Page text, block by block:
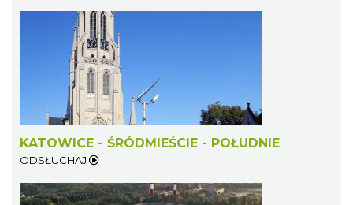
Dzień Kartofla w chorzowskim skansenie
4.42 km
KATOWICE - ŚRÓDMIEŚCIE - POŁUDNIE
ODSŁUCHAJ